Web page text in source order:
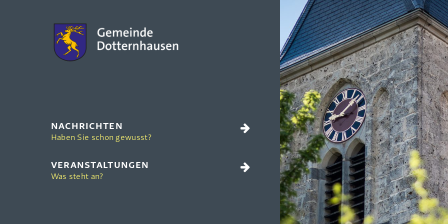
NACHRICHTEN
Haben Sie schon gewusst?
VERANSTALTUNGEN
Was steht an?